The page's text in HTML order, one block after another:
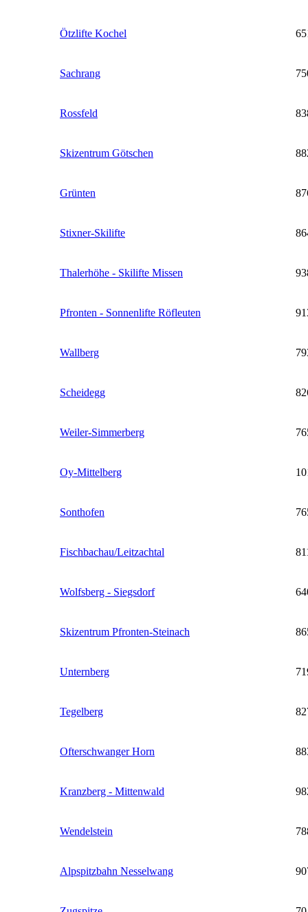
Ötzlifte Kochel
Sachrang
Rossfeld
Skizentrum Götschen
Grünten
Stixner-Skilifte
Thalerhöhe - Skilifte Missen
Pfronten - Sonnenlifte Röfleuten
Wallberg
Scheidegg
Weiler-Simmerberg
Oy-Mittelberg
Sonthofen
Fischbachau/Leitzachtal
Wolfsberg - Siegsdorf
Skizentrum Pfronten-Steinach
Unternberg
Tegelberg
Ofterschwanger Horn
Kranzberg - Mittenwald
Wendelstein
Alpspitzbahn Nesselwang